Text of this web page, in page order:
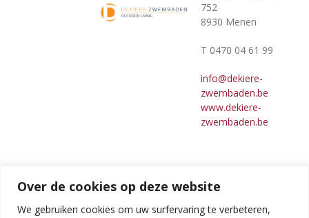
Over de cookies op deze website
We gebruiken cookies om uw surfervaring te verbeteren,
752
8930 Menen
T 0470 04 61 99
info@dekiere-
zwembaden.be
www.dekiere-
zwembaden.be